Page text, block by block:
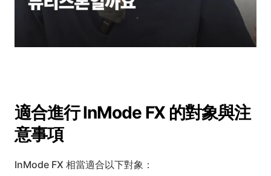
適合進行 InMode FX 的對象與注
意事項
InMode FX 相當適合以下對象：